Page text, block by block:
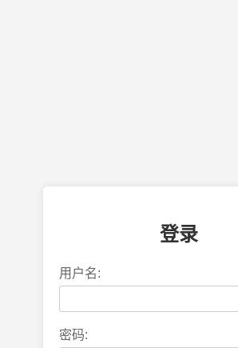
登录
用户名:
密码: